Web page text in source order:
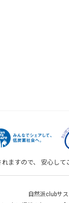
ますので、 安心して
自然派clubサ